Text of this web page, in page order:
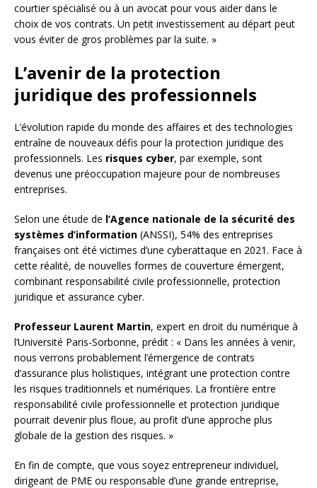
courtier spécialisé ou à un avocat pour vous aider dans le
choix de vos contrats. Un petit investissement au départ peut
vous éviter de gros problèmes par la suite. »
L’avenir de la protection
juridique des professionnels
L’évolution rapide du monde des affaires et des technologies
entraîne de nouveaux défis pour la protection juridique des
professionnels. Les risques cyber, par exemple, sont
devenus une préoccupation majeure pour de nombreuses
entreprises.
Selon une étude de l’Agence nationale de la sécurité des
systèmes d’information (ANSSI), 54% des entreprises
françaises ont été victimes d’une cyberattaque en 2021. Face à
cette réalité, de nouvelles formes de couverture émergent,
combinant responsabilité civile professionnelle, protection
juridique et assurance cyber.
Professeur Laurent Martin, expert en droit du numérique à
l’Université Paris-Sorbonne, prédit : « Dans les années à venir,
nous verrons probablement l’émergence de contrats
d’assurance plus holistiques, intégrant une protection contre
les risques traditionnels et numériques. La frontière entre
responsabilité civile professionnelle et protection juridique
pourrait devenir plus floue, au profit d’une approche plus
globale de la gestion des risques. »
En fin de compte, que vous soyez entrepreneur individuel,
dirigeant de PME ou responsable d’une grande entreprise,